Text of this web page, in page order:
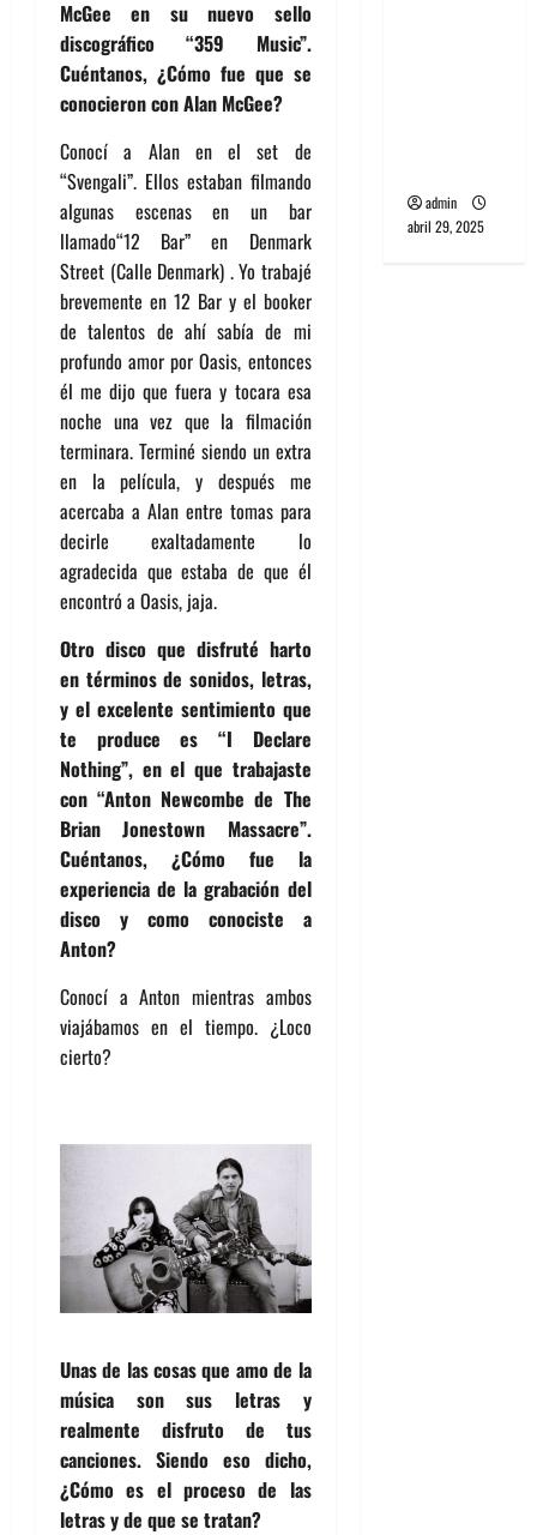
McGee en su nuevo sello
discográfico “359 Music”.
Cuéntanos, ¿Cómo fue que se
conocieron con Alan McGee?
Conocí a Alan en el set de
“Svengali”. Ellos estaban filmando
algunas escenas en un bar
llamado“12 Bar” en Denmark
Street (Calle Denmark) . Yo trabajé
brevemente en 12 Bar y el booker
de talentos de ahí sabía de mi
profundo amor por Oasis, entonces
él me dijo que fuera y tocara esa
noche una vez que la filmación
terminara. Terminé siendo un extra
en la película, y después me
acercaba a Alan entre tomas para
decirle exaltadamente lo
agradecida que estaba de que él
encontró a Oasis, jaja.
Otro disco que disfruté harto
en términos de sonidos, letras,
y el excelente sentimiento que
te produce es “I Declare
Nothing”, en el que trabajaste
con “Anton Newcombe de The
Brian Jonestown Massacre”.
Cuéntanos, ¿Cómo fue la
experiencia de la grabación del
disco y como conociste a
Anton?
Conocí a Anton mientras ambos
viajábamos en el tiempo. ¿Loco
cierto?
Unas de las cosas que amo de la
música son sus letras y
realmente disfruto de tus
canciones. Siendo eso dicho,
¿Cómo es el proceso de las
letras y de que se tratan?
admin
abril 29, 2025